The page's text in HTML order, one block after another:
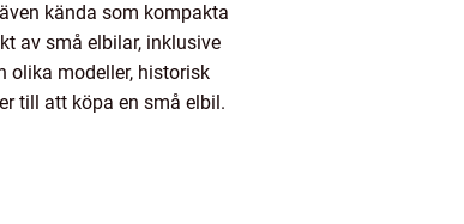
kända som kompakta
av små elbilar, inklusive
olika modeller, historisk
till att köpa en små elbil.